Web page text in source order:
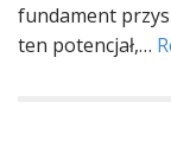
fundament
ten potencjał,…